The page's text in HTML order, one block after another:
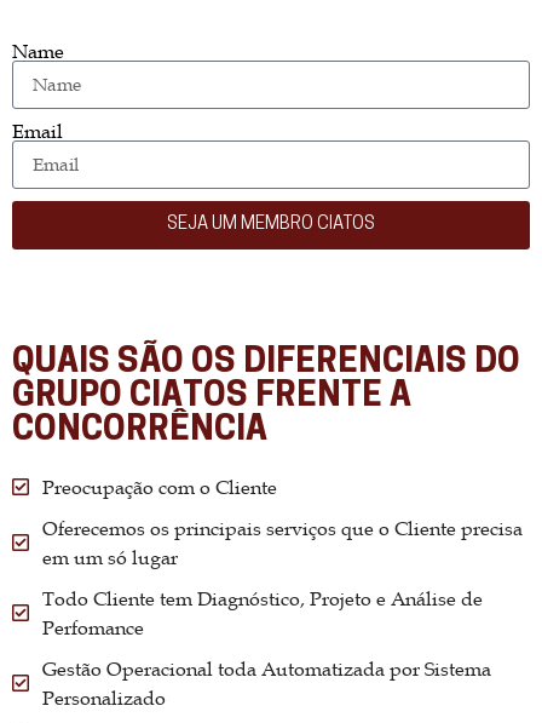
Name
Email
SEJA UM MEMBRO CIATOS
QUAIS SÃO OS DIFERENCIAIS DO
GRUPO CIATOS FRENTE A
CONCORRÊNCIA
Preocupação com o Cliente
Oferecemos os principais serviços que o Cliente precisa
em um só lugar
Todo Cliente tem Diagnóstico, Projeto e Análise de
Perfomance
Gestão Operacional toda Automatizada por Sistema
Personalizado